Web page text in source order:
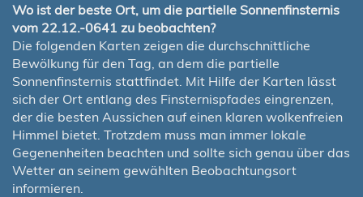
Wo ist der beste Ort, um die partielle Sonnenfinsternis
vom 22.12.-0641 zu beobachten?
Die folgenden Karten zeigen die durchschnittliche
Bewölkung für den Tag, an dem die partielle
Sonnenfinsternis stattfindet. Mit Hilfe der Karten lässt
sich der Ort entlang des Finsternispfades eingrenzen,
der die besten Aussichen auf einen klaren wolkenfreien
Himmel bietet. Trotzdem muss man immer lokale
Gegenenheiten beachten und sollte sich genau über das
Wetter an seinem gewählten Beobachtungsort
informieren.